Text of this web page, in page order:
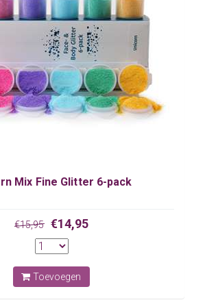
Mix Fine Glitter 6-pack
€15,95 €14,95
Toevoegen